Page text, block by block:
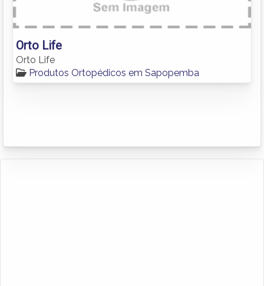
Orto Life
Orto Life
Produtos Ortopédicos em Sapopemba